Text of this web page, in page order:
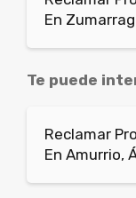
En
Te puede
Reclamar
En Amurrio,